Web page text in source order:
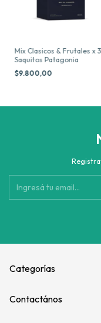
Mix Clasicos & Frutales x
Saquitos Patagonia
$9.800,00
Categorías
Contactános